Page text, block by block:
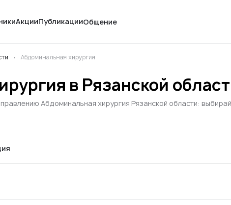
АкцииПубликацииОбщение
Абдоминальная хирургия
в Рязанской
Абдоминальная хирургия Рязанской области: